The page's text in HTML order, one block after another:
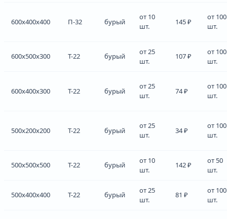
600x400x400 П-32 бурый
от 10
шт.
145 ₽
от 100
шт.
600x500x300 Т-22 бурый
от 25
шт.
107 ₽
от 100
шт.
600x400x300 Т-22 бурый
от 25
шт.
74 ₽
от 100
шт.
500x200x200 Т-22 бурый
от 25
шт.
34 ₽
от 100
шт.
500x500x500 Т-22 бурый
от 10
шт.
142 ₽
от 50
шт.
500x400x400 Т-22 бурый
от 25
шт.
81 ₽
от 100
шт.